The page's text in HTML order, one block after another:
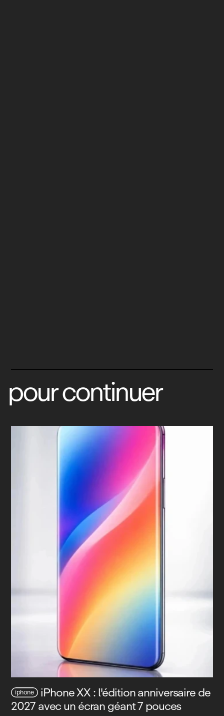
pour continuer
iphone iPhone XX : l'édition anniversaire de
2027 avec un écran géant 7 pouces